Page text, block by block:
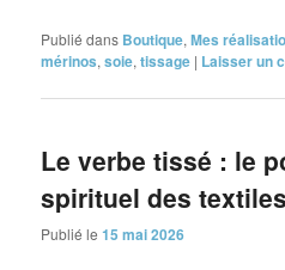
Publié dans Boutique,Mes
mérinos,soie,tissage | Laisser un
Le verbe tissé : le
spirituel des
Publié le15 mai 2026